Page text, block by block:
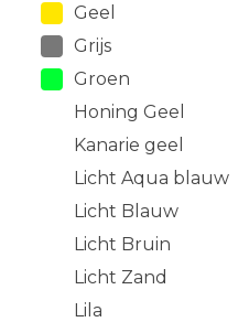
Geel
Grijs
Groen
Honing Geel
Kanarie geel
Licht Aqua blauw
Licht Blauw
Licht Bruin
Licht Zand
Lila